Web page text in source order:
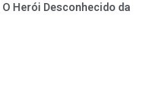
Herói Desconhecido da